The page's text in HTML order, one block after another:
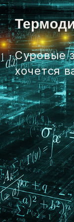
Суровые
хочется